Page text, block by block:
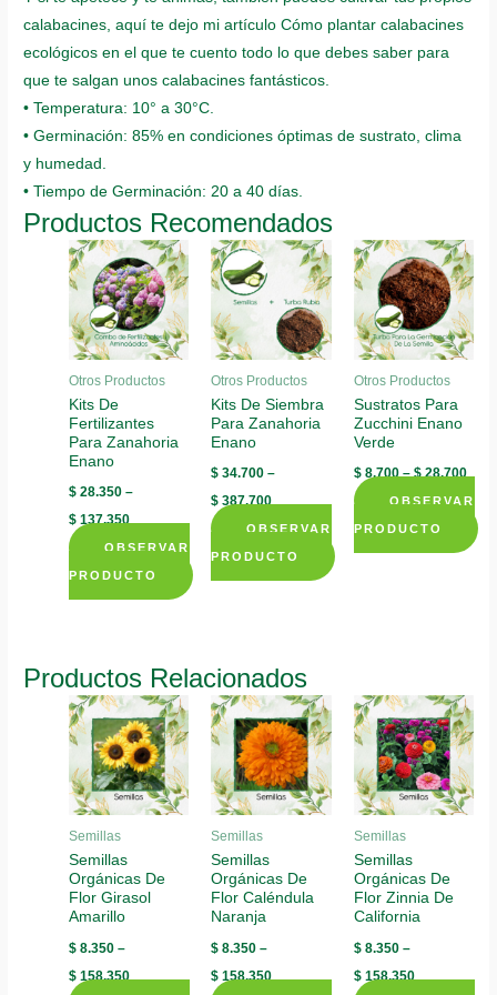
calabacines, aquí te dejo mi artículo Cómo plantar calabacines
ecológicos en el que te cuento todo lo que debes saber para
que te salgan unos calabacines fantásticos.
• Temperatura: 10° a 30°C.
• Germinación: 85% en condiciones óptimas de sustrato, clima
y humedad.
• Tiempo de Germinación: 20 a 40 días.
Productos Recomendados
Otros Productos
Kits De
Fertilizantes
Para Zanahoria
Enano
$ 28.350 –
$ 137.350
OBSERVAR
PRODUCTO
This
multiple
variants.
The
options
may
chosen
on
the
Otros Productos
Kits De Siembra
Para Zanahoria
Enano
$ 34.700 –
$ 387.700
OBSERVAR
PRODUCTO
This
multiple
variants.
The
options
may
be
chosen
on
the
product
page
Otros Productos
Sustratos Para
Zucchini Enano
Verde
$8.700–$28.700
OBSERVAR
PRODUCTO
This
The
options
may
be
chosen
on
the
product
page
Productos Relacionados
Semillas
Semillas
Orgánicas De
Flor Girasol
Amarillo
$ 8.350 –
$ 158.350
Semillas
Semillas
Orgánicas De
Flor Caléndula
Naranja
$ 8.350 –
$ 158.350
Semillas
Semillas
Orgánicas De
Flor Zinnia De
California
$8.350–
$158.350